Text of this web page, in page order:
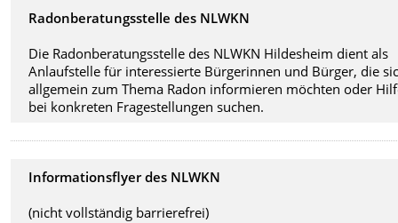
Radonberatungsstelle des NLWKN
Die Radonberatungsstelle des NLWKN Hildesheim dient als
Anlaufstelle für interessierte Bürgerinnen und Bürger, die
allgemein zum Thema Radon informieren möchten oder
bei konkreten Fragestellungen suchen.
Informationsflyer des NLWKN
(nicht vollständig barrierefrei)